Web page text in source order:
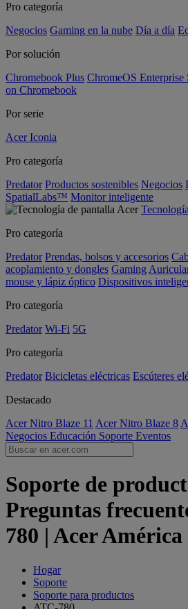
Pro categoría
Negocios Gaming en la nube Día a día
Por solución
Chromebook Plus ChromeOS Enterprise
on Chromebook
Por serie
Acer Iconia
Pro categoría
Predator Productos sostenibles Negocios
SpatialLabs™ Monitor inteligente
Pro categoría
Predator Prendas, bolsos y accesorios
acoplamiento y dongles Gaming
mouse y lápiz óptico Dispositivos
Pro categoría
Predator Wi-Fi 5G
Pro categoría
Predator Bicicletas eléctricas Escúteres
Destacado
Acer Nitro Blaze 11 Acer Nitro Blaze 8
Negocios Educación Soporte Eventos
Soporte de
Preguntas
780 | Acer
Hogar
Soporte
Soporte para productos